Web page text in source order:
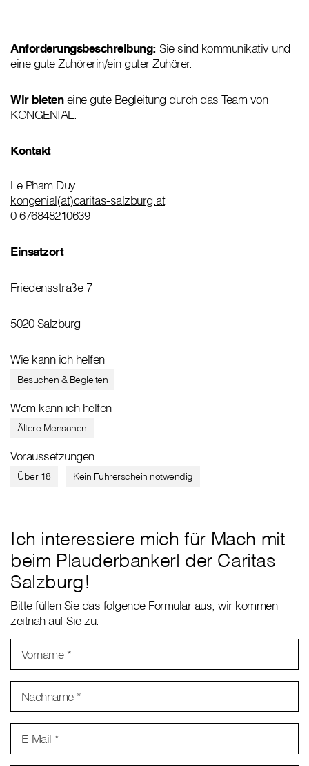
Anforderungsbeschreibung: Sie sind kommunikativ und
eine gute Zuhörerin/ein guter Zuhörer.
Wir bieteneine gute Begleitung durch das Team von
KONGENIAL.
Kontakt
Le Pham Duy
kongenial(at)caritas-salzburg.at
0 676848210639
Einsatzort
Friedensstraße 7
5020 Salzburg
Wie kann ich helfen
Besuchen & Begleiten
Wem kann ich helfen
Ältere Menschen
Voraussetzungen
Über 18 Kein Führerschein notwendig
Ich interessiere mich für Mach mit
beim Plauderbankerl der Caritas
Salzburg!
Bitte füllen Sie das folgende Formular aus, wir kommen
zeitnah auf Sie zu.
Vorname *
Nachname *
E-Mail *